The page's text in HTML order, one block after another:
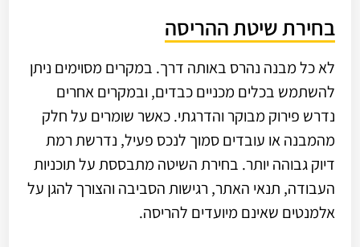
בחירת שיטת ההריסה
לא כל מבנה נהרס באותה דרך. במקרים מסוימים ניתן
להשתמש בכלים מכניים כבדים, ובמקרים אחרים
נדרש פירוק מבוקר והדרגתי. כאשר שומרים על חלק
מהמבנה או עובדים סמוך לנכס פעיל, נדרשת רמת
דיוק גבוהה יותר. בחירת השיטה מתבססת על תוכניות
העבודה, תנאי האתר, רגישות הסביבה והצורך להגן על
אלמנטים שאינם מיועדים להריסה.